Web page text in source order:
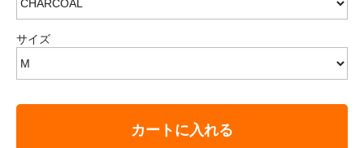
サイズ
カートに入れる